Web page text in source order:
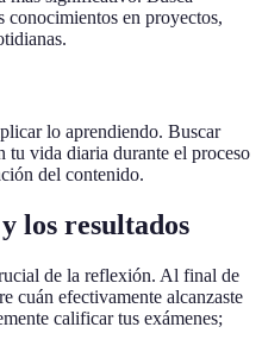
conocimientos en proyectos,
lo aprendiendo. Buscar
tu vida diaria durante el proceso
del contenido.
los resultados
de la reflexión. Al final de
cuán efectivamente alcanzaste
calificar tus exámenes;